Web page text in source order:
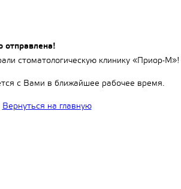
отправлена!
стоматологическую клинику «Приор-М»!
с Вами в ближайшее рабочее время.
Вернуться на главную